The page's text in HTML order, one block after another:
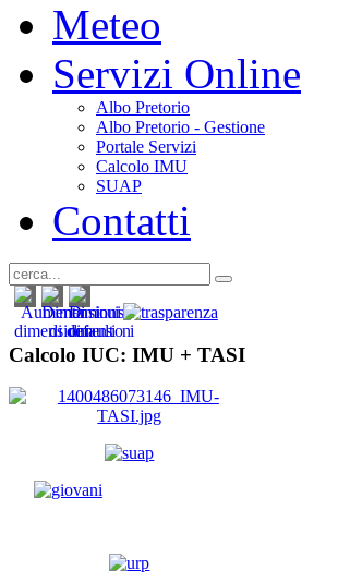
Meteo
Servizi Online
Albo Pretorio
Albo Pretorio - Gestione
Portale Servizi
Calcolo IMU
SUAP
Contatti
Calcolo IUC: IMU + TASI